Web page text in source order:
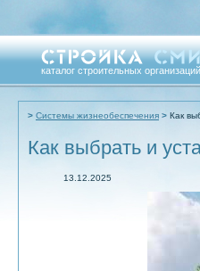
каталог строительных организаций
Системы жизнеобеспечения Как
Как выбрать и
13.12.2025